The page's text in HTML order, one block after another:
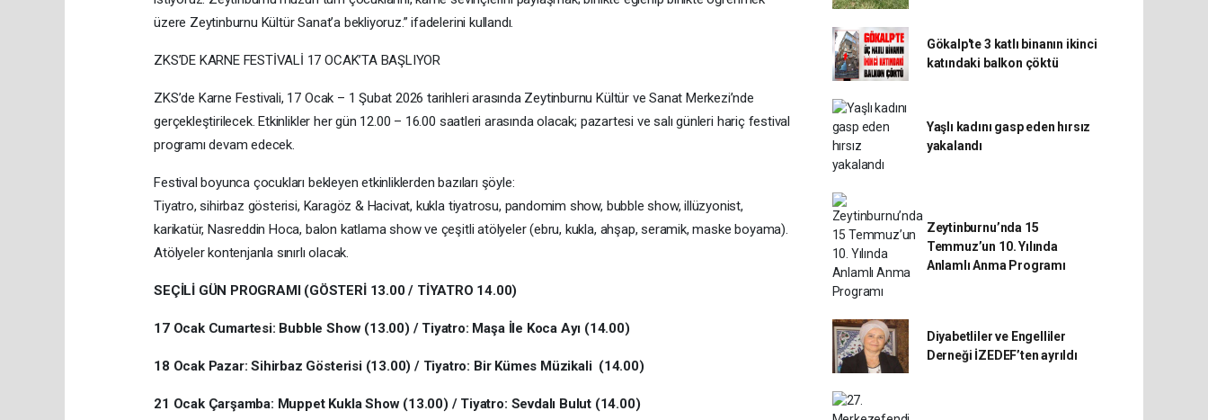
üzere Zeytinburnu Kültür Sanat’a bekliyoruz.” ifadelerini kullandı.
ZKS’DE KARNE FESTİVALİ 17 OCAK’TA BAŞLIYOR
ZKS’de Karne Festivali, 17 Ocak – 1 Şubat 2026 tarihleri arasında Zeytinburnu Kültür ve Sanat Merkezi’nde
gerçekleştirilecek. Etkinlikler her gün 12.00 – 16.00 saatleri arasında olacak; pazartesi ve salı günleri hariç festival
programı devam edecek.
Festival boyunca çocukları bekleyen etkinliklerden bazıları şöyle:
Tiyatro, sihirbaz gösterisi, Karagöz & Hacivat, kukla tiyatrosu, pandomim show, bubble show, illüzyonist,
karikatür, Nasreddin Hoca, balon katlama show ve çeşitli atölyeler (ebru, kukla, ahşap, seramik, maske boyama).
Atölyeler kontenjanla sınırlı olacak.
SEÇİLİ GÜN PROGRAMI (GÖSTERİ 13.00 / TİYATRO 14.00)
17 Ocak Cumartesi: Bubble Show (13.00) / Tiyatro: Maşa İle Koca Ayı (14.00)
18 Ocak Pazar: Sihirbaz Gösterisi (13.00) / Tiyatro: Bir Kümes Müzikali (14.00)
21 Ocak Çarşamba: Muppet Kukla Show (13.00) / Tiyatro: Sevdalı Bulut (14.00)
Gökalp'te 3 katlı binanın ikinci
katındaki balkon çöktü
Yaşlı kadını gasp eden hırsız
yakalandı
Zeytinburnu’nda 15
Temmuz’un 10. Yılında
Anlamlı Anma Programı
Diyabetliler ve Engelliler
Derneği İZEDEF’ten ayrıldı